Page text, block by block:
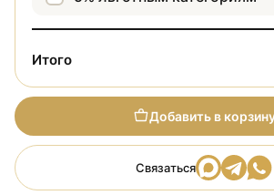
Итого
Добавить в
Связаться